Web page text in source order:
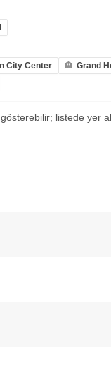
City Center
Grand
listede yer